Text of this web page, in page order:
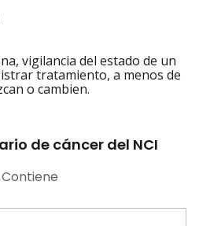
vigilancia del estado de un
tratamiento, a menos de
o cambien.
de cáncer del NCI
Contiene